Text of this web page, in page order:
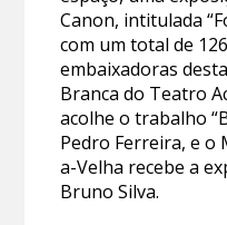
Canon, intitulada
com um total de
embaixadoras
Branca do Teatro
acolhe o trabalho
Pedro Ferreira, e o
a-Velha recebe a
Bruno Silva.